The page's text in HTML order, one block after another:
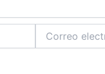
electrónico*